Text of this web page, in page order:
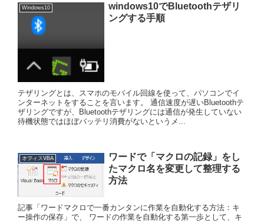
Windows10
windows10でBluetoothテザリ
ングする手順
テザリングとは、スマホのモバイル回線を使って、パソコンでイ
ンターネットをすることを言います。 通信速度が遅いBluetoothテ
ザリングですが、Bluetoothテザリングには通信が発生していない
待機状態ではほぼバッテリ消費がないというメ...
オフィスVBA
ワードで「マクロの記録」をし
たマクロ名を変更して整理する
方法
記事「ワードマクロで一番カンタンに作業を自動化する方法：キ
ー操作の保存」で、 ワードの作業を自動化する第一歩として、キ